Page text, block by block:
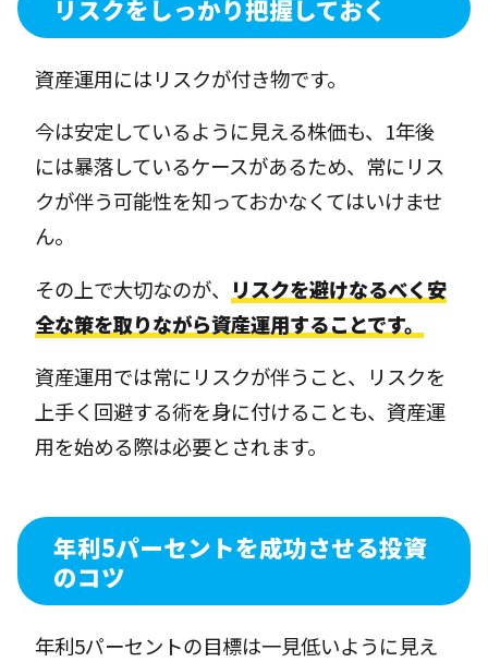
リスクをしっかり把握しておく
資産運用にはリスクが付き物です。
今は安定しているように見える株価も、1年後
には暴落しているケースがあるため、常にリス
クが伴う可能性を知っておかなくてはいけませ
ん。
その上で大切なのが、 リスクを避けなるべく安
全な策を取りながら資産運用することです。
資産運用では常にリスクが伴うこと、リスクを
上手く回避する術を身に付けることも、資産運
用を始める際は必要とされます。
年利5パーセントを成功させる投資
のコツ
年利5パーセントの目標は一見低いように見え